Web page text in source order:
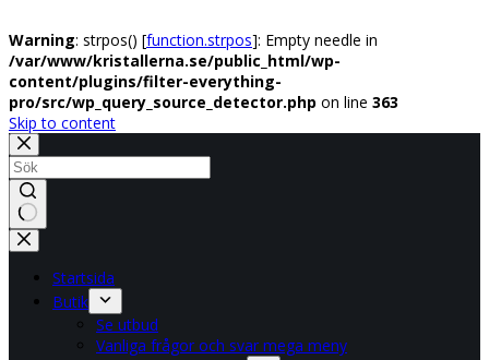
Warning: strpos() [function.strpos]: Empty needle in
/var/www/kristallerna.se/public_html/wp-
content/plugins/filter-everything-
pro/src/wp_query_source_detector.php on line 363
Skip to content
No
results
Startsida
Butik
Se utbud
Vanliga frågor och svar mega meny